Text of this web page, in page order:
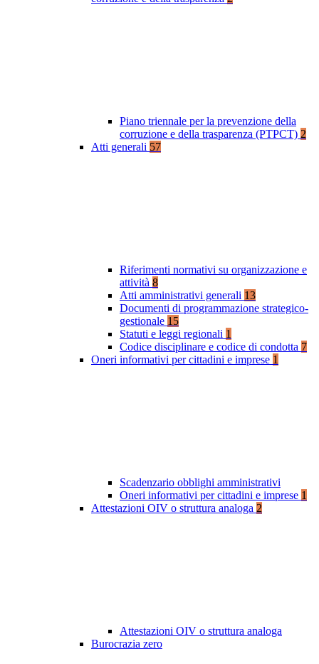
Piano triennale per la prevenzione della
corruzione e della trasparenza (PTPCT) 2
Atti generali 57
Riferimenti normativi su organizzazione e
attività 8
Atti amministrativi generali 13
Documenti di programmazione strategico-
gestionale 15
Statuti e leggi regionali 1
Codice disciplinare e codice di condotta 7
Oneri informativi per cittadini e imprese 1
Scadenzario obblighi amministrativi
Oneri informativi per cittadini e imprese 1
Attestazioni OIV o struttura analoga 2
Attestazioni OIV o struttura analoga
Burocrazia zero